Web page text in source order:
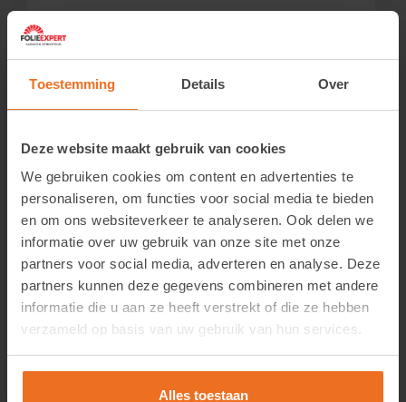
Toestemming Details Over
Deze website maakt gebruik van cookies
We gebruiken cookies om content en advertenties te
personaliseren, om functies voor social media te bieden
en om ons websiteverkeer te analyseren. Ook delen we
informatie over uw gebruik van onze site met onze
partners voor social media, adverteren en analyse. Deze
partners kunnen deze gegevens combineren met andere
informatie die u aan ze heeft verstrekt of die ze hebben
verzameld op basis van uw gebruik van hun services.
Alles toestaan
Hard Card Zwart
Bekijk product